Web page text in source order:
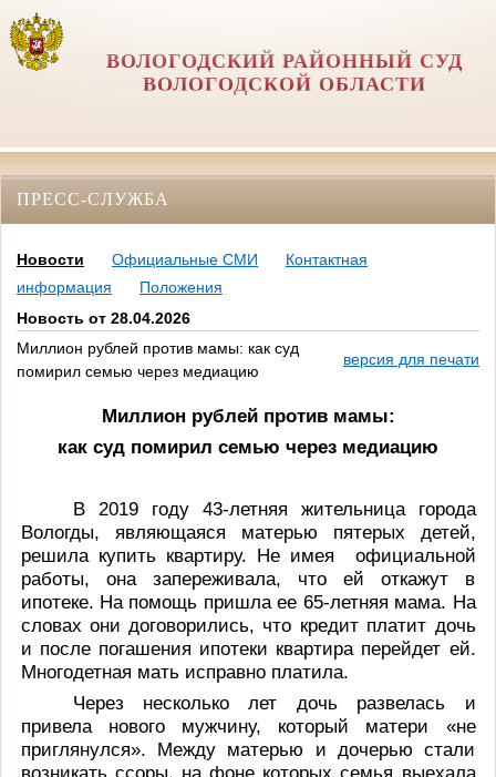
ВОЛОГОДСКИЙ РАЙОННЫЙ СУД
ВОЛОГОДСКОЙ ОБЛАСТИ
ПРЕСС-СЛУЖБА
Новости Официальные СМИ
Контактная
информация
Положения
Новость от 28.04.2026
Миллион рублей против мамы: как суд
помирил семью через медиацию
версия для печати
Миллион рублей против мамы:
как суд помирил семью через медиацию
В 2019 году 43-летняя жительница города
Вологды, являющаяся матерью пятерых детей,
решила купить квартиру. Не имея официальной
работы, она запереживала, что ей откажут в
ипотеке. На помощь пришла ее 65-летняя мама. На
словах они договорились, что кредит платит дочь
и после погашения ипотеки квартира перейдет ей.
Многодетная мать исправно платила.
Через несколько лет дочь развелась и
привела нового мужчину, который матери «не
приглянулся». Между матерью и дочерью стали
возникать ссоры, на фоне которых семья выехала